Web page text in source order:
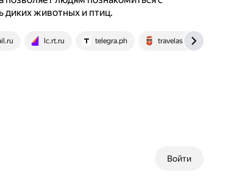
диких животных и птиц.
lc.rt.ru telegra.ph travelask.ru
Войти